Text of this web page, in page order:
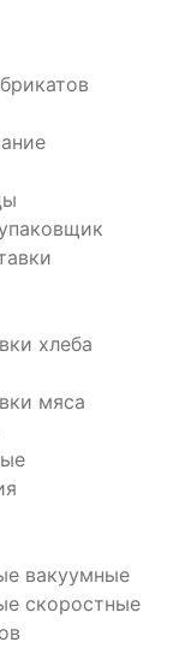
хлеба
мяса
вакуумные
скоростные